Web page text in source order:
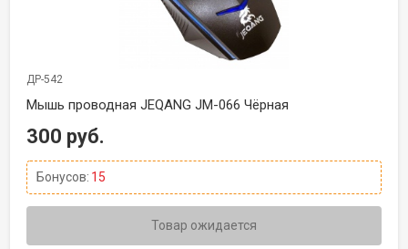
ДР-542
Мышь проводная JEQANG JM-066 Чёрная
300 руб.
Бонусов: 15
Товар ожидается